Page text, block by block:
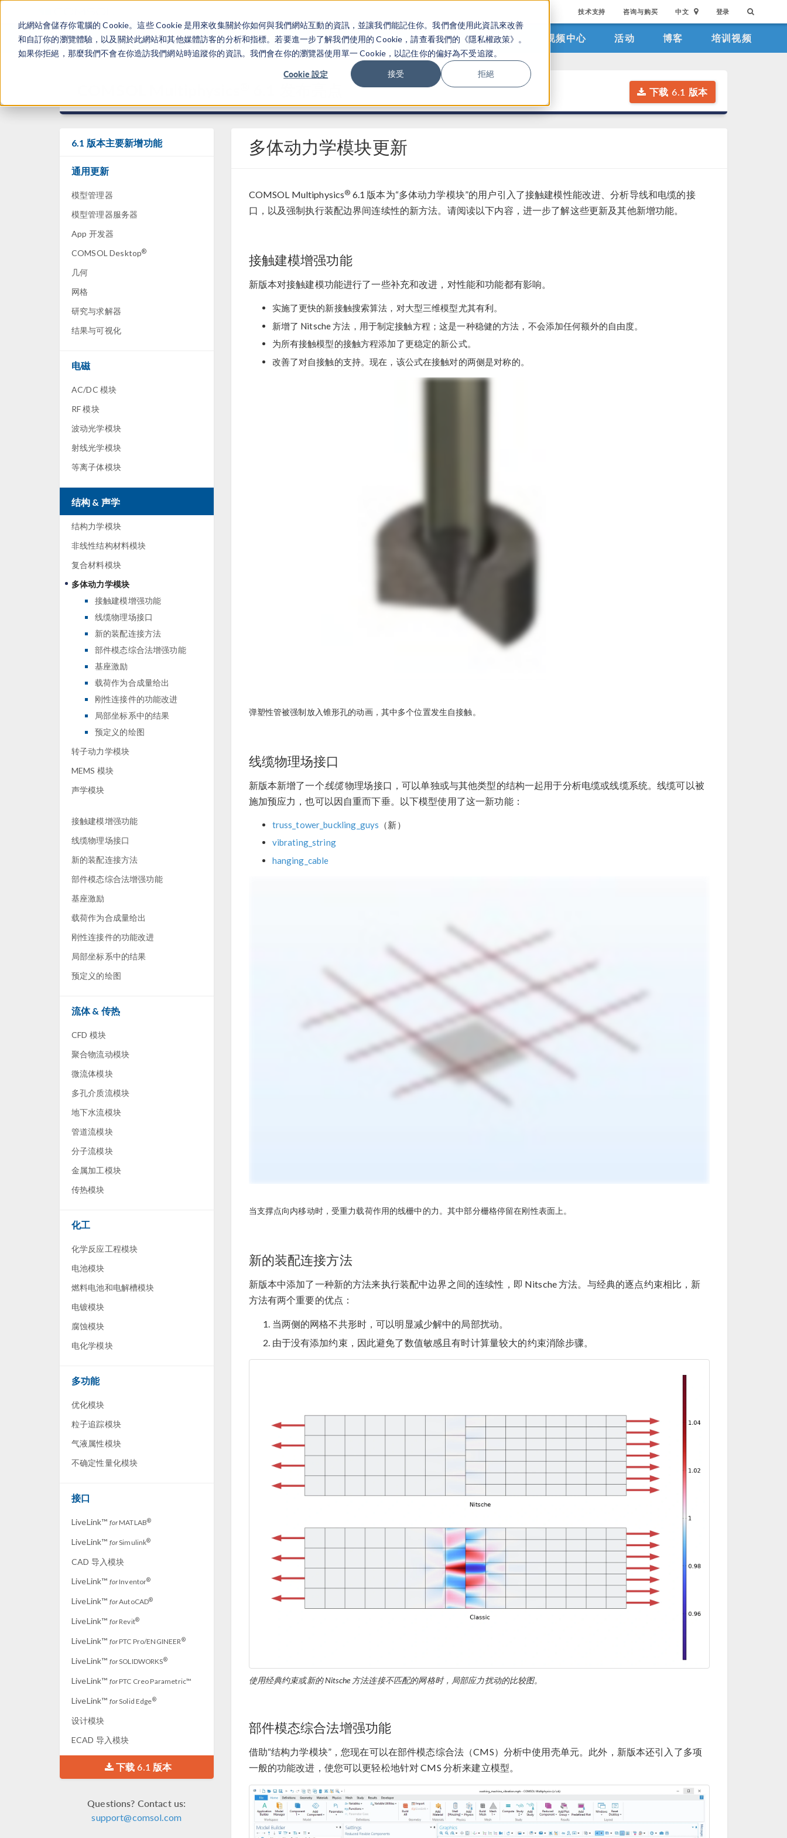
此網站會儲存你電腦的 Cookie。這些 Cookie 是用來收集關於你如何與我們網站互動的資訊，並讓我們能記住你。我們會使用此資訊來改善
和自訂你的瀏覽體驗，以及關於此網站和其他媒體訪客的分析和指標。若要進一步了解我們使用的 Cookie，請查看我們的《隱私權政策》。
如果你拒絕，那麼我們不會在你造訪我們網站時追蹤你的資訊。我們會在你的瀏覽器使用單一 Cookie，以記住你的偏好為不受追蹤。
Cookie 設定 接受 拒絕
技术支持 咨询与购买 中文 登录
产品 行业应用 视频中心 活动 博客 培训视频
下载 6.1 版本
6.1 版本主要新增功能
通用更新
模型管理器
模型管理器服务器
App 开发器
COMSOL Desktop®
几何
网格
研究与求解器
结果与可视化
电磁
AC/DC 模块
RF 模块
波动光学模块
射线光学模块
等离子体模块
结构 & 声学
结构力学模块
非线性结构材料模块
复合材料模块
多体动力学模块
接触建模增强功能
线缆物理场接口
新的装配连接方法
部件模态综合法增强功能
基座激励
载荷作为合成量给出
刚性连接件的功能改进
局部坐标系中的结果
预定义的绘图
转子动力学模块
MEMS 模块
声学模块
接触建模增强功能
线缆物理场接口
新的装配连接方法
部件模态综合法增强功能
基座激励
载荷作为合成量给出
刚性连接件的功能改进
局部坐标系中的结果
预定义的绘图
流体 & 传热
CFD 模块
聚合物流动模块
微流体模块
多孔介质流模块
地下水流模块
管道流模块
分子流模块
金属加工模块
传热模块
化工
化学反应工程模块
电池模块
燃料电池和电解槽模块
电镀模块
腐蚀模块
电化学模块
多功能
优化模块
粒子追踪模块
气液属性模块
不确定性量化模块
接口
LiveLink™ forMATLAB®
LiveLink™ forSimulink®
CAD 导入模块
LiveLink™ forInventor®
LiveLink™ forAutoCAD®
LiveLink™ forRevit®
LiveLink™ forPTC Pro/ENGINEER®
LiveLink™ forSOLIDWORKS®
LiveLink™ forPTC Creo Parametric™
LiveLink™ forSolid Edge®
设计模块
ECAD 导入模块
下载 6.1 版本
Questions? Contact us:
support@comsol.com
多体动力学模块更新
COMSOL Multiphysics® 6.1 版本为“多体动力学模块”的用户引入了接触建模性能改进、分析导线和电缆的接
口，以及强制执行装配边界间连续性的新方法。请阅读以下内容，进一步了解这些更新及其他新增功能。
接触建模增强功能
新版本对接触建模功能进行了一些补充和改进，对性能和功能都有影响。
实施了更快的新接触搜索算法，对大型三维模型尤其有利。
新增了 Nitsche 方法，用于制定接触方程；这是一种稳健的方法，不会添加任何额外的自由度。
为所有接触模型的接触方程添加了更稳定的新公式。
改善了对自接触的支持。现在，该公式在接触对的两侧是对称的。
弹塑性管被强制放入锥形孔的动画，其中多个位置发生自接触。
线缆物理场接口
新版本新增了一个线缆物理场接口，可以单独或与其他类型的结构一起用于分析电缆或线缆系统。线缆可以被
施加预应力，也可以因自重而下垂。以下模型使用了这一新功能：
truss_tower_buckling_guys （新）
vibrating_string
hanging_cable
当支撑点向内移动时，受重力载荷作用的线栅中的力。其中部分栅格停留在刚性表面上。
新的装配连接方法
新版本中添加了一种新的方法来执行装配中边界之间的连续性，即 Nitsche 方法。与经典的逐点约束相比，新
方法有两个重要的优点：
当两侧的网格不共形时，可以明显减少解中的局部扰动。
由于没有添加约束，因此避免了数值敏感且有时计算量较大的约束消除步骤。
使用经典约束或新的 Nitsche 方法连接不匹配的网格时，局部应力扰动的比较图。
部件模态综合法增强功能
借助“结构力学模块”，您现在可以在部件模态综合法（CMS）分析中使用壳单元。此外，新版本还引入了多项
一般的功能改进，使您可以更轻松地针对 CMS 分析来建立模型。